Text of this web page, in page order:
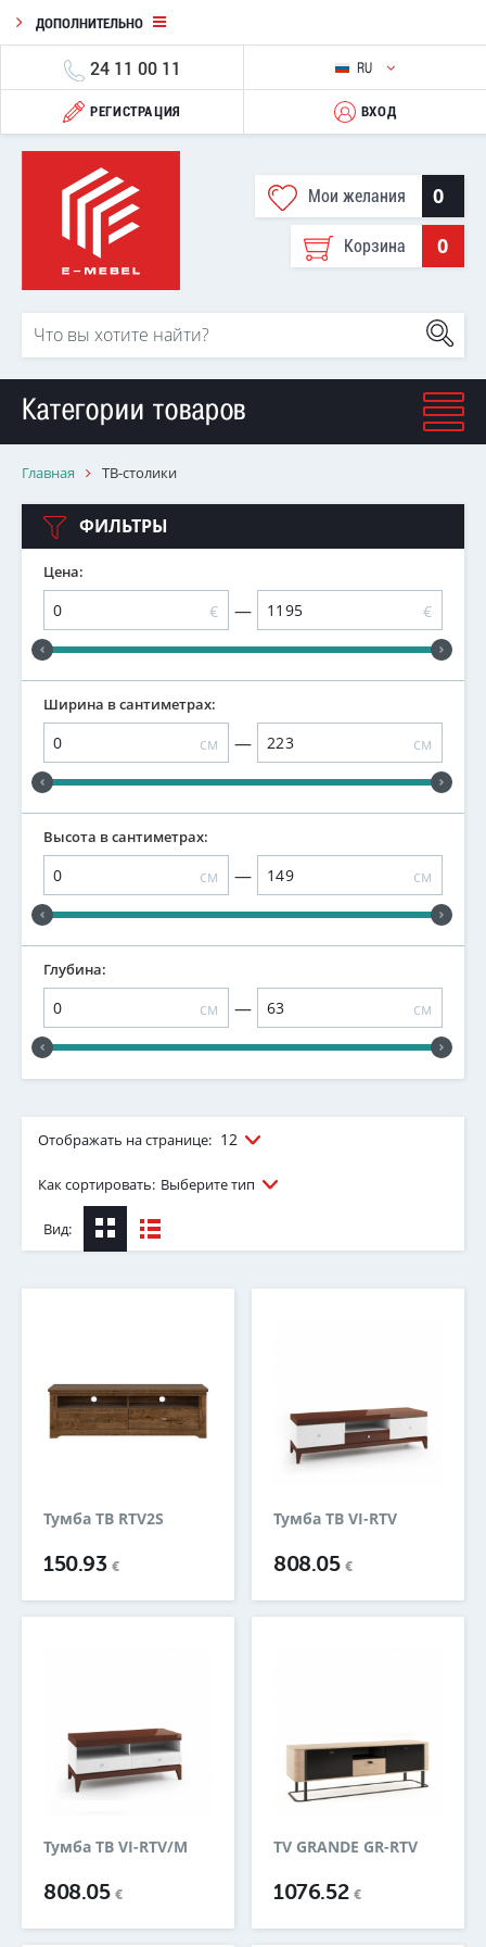
ДОПОЛНИТЕЛЬНО
24 11 00 11 RU
РЕГИСТРАЦИЯ ВХОД
Мои желания 0
Корзина 0
Категории товаров
Главная ТВ-столики
ФИЛЬТРЫ
Цена:
€ — €
Ширина в сантиметрах:
см — см
Высота в сантиметрах:
см — см
Глубина:
см — см
Отображать на странице: 12
Как сортировать: Выберите тип
Вид:
Тумба ТВ RTV2S
150.93€
Тумба ТВ VI-RTV
808.05€
Тумба ТВ VI-RTV/M
808.05€
TV GRANDE GR-RTV
1076.52 €